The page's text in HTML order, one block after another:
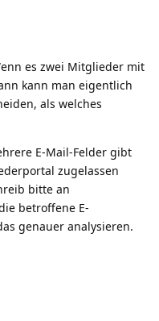
es zwei Mitglieder mit
kann man eigentlich
als welches
E-Mail-Felder gibt
zugelassen
bitte an
betroffene E-
genauer analysieren.